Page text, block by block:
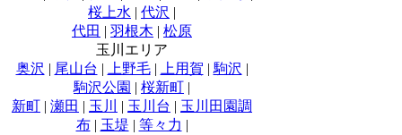
桜上水 | 代沢 |
代田 | 羽根木 | 松原
玉川エリア
奥沢 | 尾山台 | 上野毛| 上用賀 | 駒沢 |
駒沢公園 | 桜新町 |
新町 | 瀬田 | 玉川 | 玉川台 | 玉川田園調
布| 玉堤 | 等々力 |